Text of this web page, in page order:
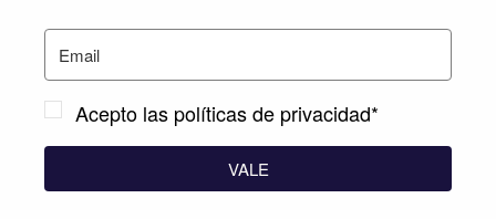
Acepto las políticas de privacidad*
VALE